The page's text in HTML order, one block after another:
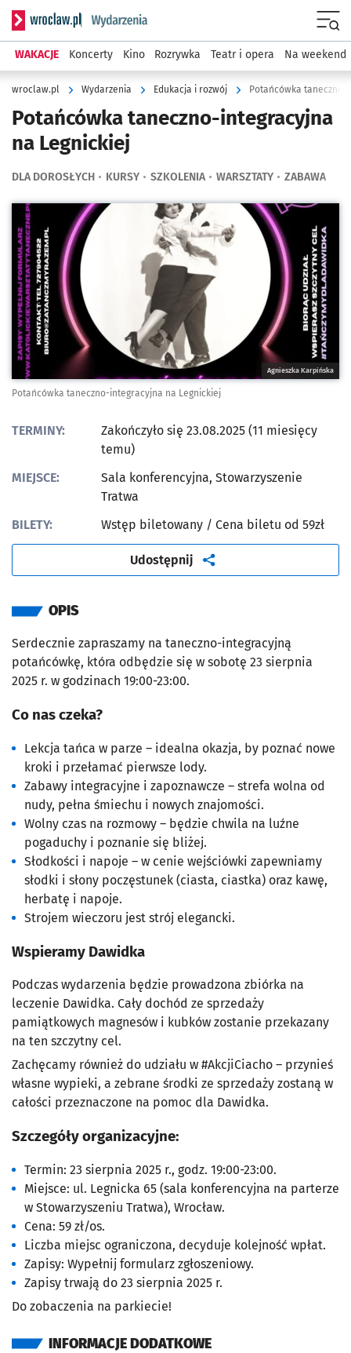
Serwis informacyjny wroclaw.pl podserwis: Wydarzenia
WAKACJE Koncerty Kino Rozrywka Teatr i opera Na weekend
wroclaw.pl Wydarzenia Edukacja i rozwój Potańcówka
Potańcówka taneczno-integracyjna
na Legnickiej
DLA DOROSŁYCH KURSY SZKOLENIA WARSZTATY ZABAWA
Kliknij, aby powiększyć
Agnieszka Karpińska
Potańcówka taneczno-integracyjna na Legnickiej
TERMINY:
Zakończyło się 23.08.2025 (11 miesięcy
temu)
MIEJSCE:
Sala konferencyjna, Stowarzyszenie
Tratwa
BILETY:
Wstęp biletowany / Cena biletu od 59zł
Udostępnij artykuł
OPIS
Serdecznie zapraszamy na taneczno-integracyjną
potańcówkę, która odbędzie się w sobotę 23 sierpnia
2025 r. w godzinach 19:00-23:00.
Co nas czeka?
Lekcja tańca w parze – idealna okazja, by poznać nowe
kroki i przełamać pierwsze lody.
Zabawy integracyjne i zapoznawcze – strefa wolna od
nudy, pełna śmiechu i nowych znajomości.
Wolny czas na rozmowy – będzie chwila na luźne
pogaduchy i poznanie się bliżej.
Słodkości i napoje – w cenie wejściówki zapewniamy
słodki i słony poczęstunek (ciasta, ciastka) oraz kawę,
herbatę i napoje.
Strojem wieczoru jest strój elegancki.
Wspieramy Dawidka
Podczas wydarzenia będzie prowadzona zbiórka na
leczenie Dawidka. Cały dochód ze sprzedaży
pamiątkowych magnesów i kubków zostanie przekazany
na ten szczytny cel.
Zachęcamy również do udziału w #AkcjiCiacho – przynieś
własne wypieki, a zebrane środki ze sprzedaży zostaną w
całości przeznaczone na pomoc dla Dawidka.
Szczegóły organizacyjne:
Termin: 23 sierpnia 2025 r., godz. 19:00-23:00.
Miejsce: ul. Legnicka 65 (sala konferencyjna na parterze
w Stowarzyszeniu Tratwa), Wrocław.
Cena: 59 zł/os.
Liczba miejsc ograniczona, decyduje kolejność wpłat.
Zapisy: Wypełnij formularz zgłoszeniowy.
Zapisy trwają do 23 sierpnia 2025 r.
Do zobaczenia na parkiecie!
INFORMACJE DODATKOWE